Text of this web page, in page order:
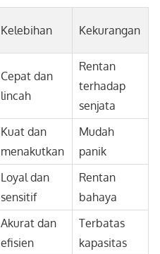
Kelebihan Kekurangan
Cepat dan
lincah
Rentan
terhadap
senjata
Kuat dan
menakutkan
Mudah
panik
Loyal dan
sensitif
Rentan
bahaya
Akurat dan
efisien
Terbatas
kapasitas